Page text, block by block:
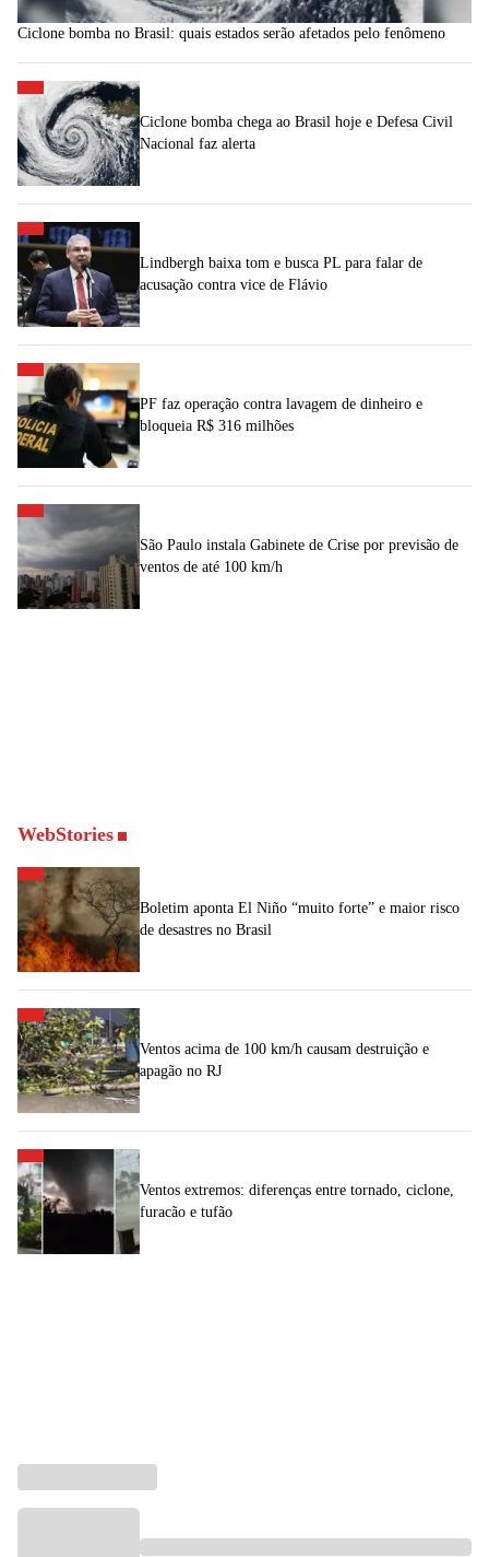
Ciclone bomba no Brasil: quais estados serão afetados pelo fenômeno
Ciclone bomba chega ao Brasil hoje e Defesa Civil
Nacional faz alerta
Lindbergh baixa tom e busca PL para falar de
acusação contra vice de Flávio
PF faz operação contra lavagem de dinheiro e
bloqueia R$ 316 milhões
São Paulo instala Gabinete de Crise por previsão de
ventos de até 100 km/h
WebStories
Boletim aponta El Niño “muito forte” e maior risco
de desastres no Brasil
Ventos acima de 100 km/h causam destruição e
apagão no RJ
Ventos extremos: diferenças entre tornado, ciclone,
furacão e tufão